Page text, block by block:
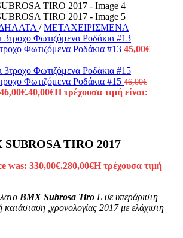
/ ΜΕΤΑΧΕΙΡΙΣΜΕΝΑ
Φωτιζόμενα Ροδάκια #13 45,00€
Φωτιζόμενα Ροδάκια #15 46,00€
40,00€Η τρέχουσα τιμή είναι:
TIRO 2017
was: 330,00€.280,00€Η τρέχουσα τιμή
BMX Subrosa Tiro L σε υπεράριστη
κατάσταση ,χρονολογίας 2017 με ελάχιστη